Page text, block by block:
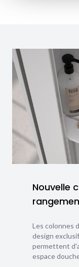
Nouvelle
Les colonnes
design
permettent
espace